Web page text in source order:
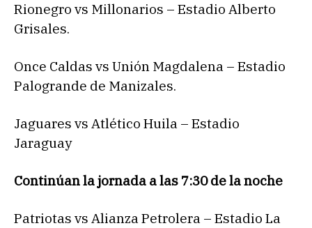
Rionegro vs Millonarios – Estadio Alberto
Grisales.
Once Caldas vs Unión Magdalena – Estadio
Palogrande de Manizales.
Jaguares vs Atlético Huila – Estadio
Jaraguay
Continúan la jornada a las 7:30 de la noche
Patriotas vs Alianza Petrolera – Estadio La